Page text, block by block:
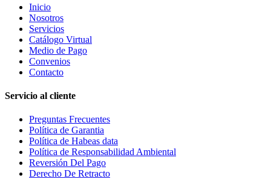
Inicio
Nosotros
Servicios
Catálogo Virtual
Medio de Pago
Convenios
Contacto
Servicio al cliente
Preguntas Frecuentes
Política de Garantia
Política de Habeas data
Política de Responsabilidad Ambiental
Reversión Del Pago
Derecho De Retracto